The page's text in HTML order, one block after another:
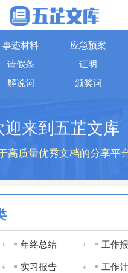
事迹材料 应急预案
请假条 证明
解说词 颁奖词
迎来到五芷文库
高质量优秀文档的分享平
+ 年终总结 + 工作
+ 实习报告 + 工作